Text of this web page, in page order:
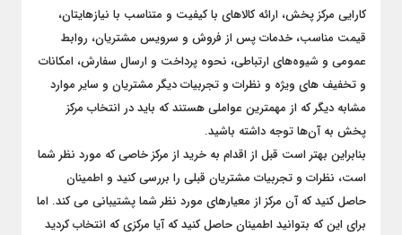
کارایی مرکز پخش، ارائه کالاهای با کیفیت و متناسب با نیازهایتان،
قیمت مناسب، خدمات پس از فروش و سرویس مشتریان، روابط
عمومی و شیوه‌های ارتباطی، نحوه پرداخت و ارسال سفارش، امکانات
و تخفیف‌ های ویژه و نظرات و تجربیات دیگر مشتریان و سایر موارد
مشابه دیگر که از مهمترین عواملی هستند که باید در انتخاب مرکز
پخش به آن‌ها توجه داشته باشید.
بنابراین بهتر است قبل از اقدام به خرید از مرکز خاصی که مورد نظر شما
است، نظرات و تجربیات مشتریان قبلی را بررسی کنید و اطمینان
حاصل کنید که آن مرکز از معیارهای مورد نظر شما پشتیبانی می‌ کند. اما
برای این که بتوانید اطمینان حاصل کنید که آیا مرکزی که انتخاب کردید